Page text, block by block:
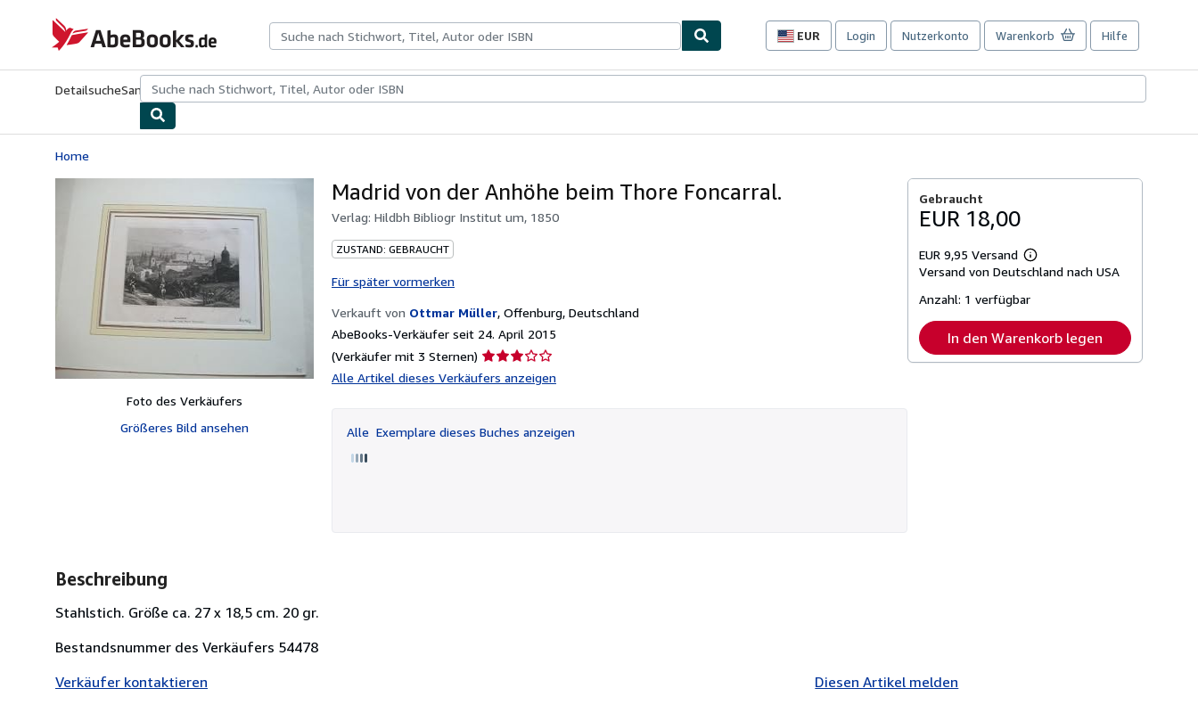
AbeBooks.de
EUR
Seite
Einkaufseinstellungen.
Login Nutzerkonto Warenkorb Hilfe
DetailsucheSammlungenAntiquarische BücherKunst & Sammlerstücke
Home
Foto des Verkäufers
Größeres Bild ansehen
Madrid von der Anhöhe beim Thore Foncarral.
Verlag: Hildbh Bibliogr Institut um, 1850
ZUSTAND: GEBRAUCHT
Für später vormerken
Verkauft von Ottmar Müller, Offenburg, Deutschland
AbeBooks-Verkäufer seit 24. April 2015
(Verkäufer mit 3 Sternen) Verkäuferbewertung
3
Sternen
Alle Artikel dieses Verkäufers anzeigen
Alle Exemplare dieses Buches anzeigen
Gebraucht
EUR 18,00
EUR 9,95 Versand
Weitere
Informationen
Versandkosten
Versand von Deutschland nach USA
Anzahl: 1 verfügbar
In den Warenkorb legen
Beschreibung
Stahlstich. Größe ca. 27 x 18,5 cm. 20 gr.
Bestandsnummer des Verkäufers 54478
Verkäufer kontaktieren
Diesen Artikel melden